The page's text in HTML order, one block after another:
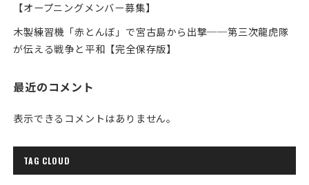
【オープニングメンバー募集】
木製練習機「赤とんぼ」で宮古島から出撃──第三次龍虎隊
が伝える戦争と平和【完全保存版】
最近のコメント
表示できるコメントはありません。
TAG CLOUD